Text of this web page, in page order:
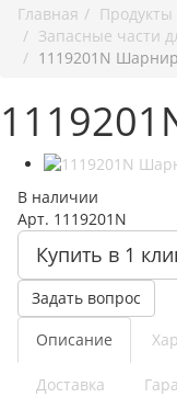
Главная
Продукты
Запасные части
1119201N Шарнир
В наличии
Арт. 1119201N
Купить в 1
Задать вопрос
Описание
Доставка